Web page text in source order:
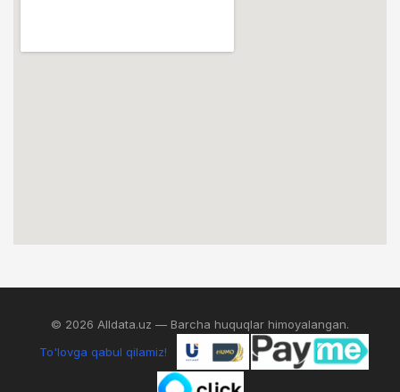
© 2026 Alldata.uz — Barcha huquqlar himoyalangan.
To'lovga qabul qilamiz!